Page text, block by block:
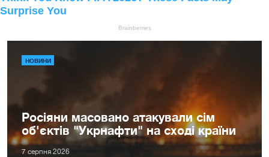
НОВИНИ
Росіяни масовано атакували сім
об'єктів "Укрнафти" на сході країни
7 серпня 2026